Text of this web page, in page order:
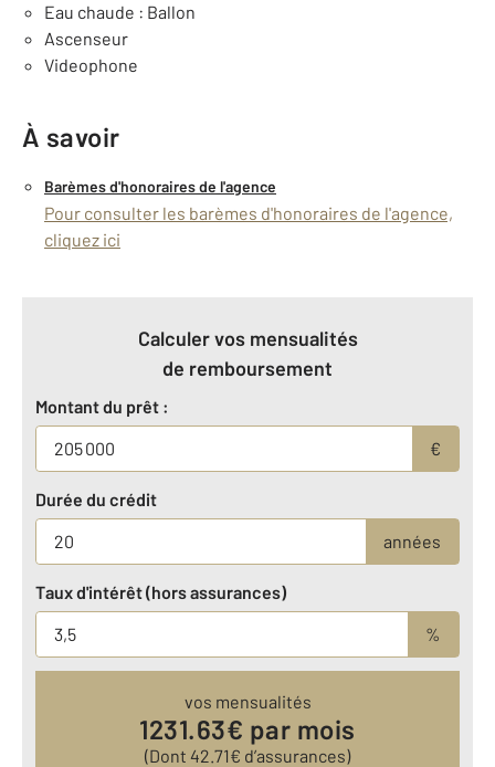
Eau chaude : Ballon
Ascenseur
Videophone
À savoir
Barèmes d'honoraires de l'agence
Pour consulter les barèmes d'honoraires de l'agence,
cliquez ici
Calculer vos mensualités
de remboursement
Montant du prêt :
€
Durée du crédit
années
Taux d'intérêt (hors assurances)
%
vos mensualités
1231.63€ par mois
(Dont 42.71€ d’assurances)